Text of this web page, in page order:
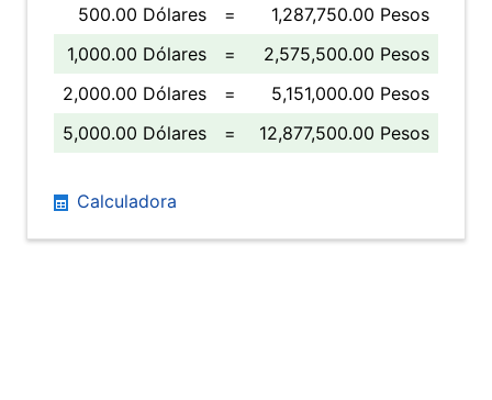
500.00 Dólares
=
1,287,750.00 Pesos
1,000.00 Dólares
=
2,575,500.00 Pesos
2,000.00 Dólares
=
5,151,000.00 Pesos
5,000.00 Dólares
= 12,877,500.00 Pesos
Calculadora